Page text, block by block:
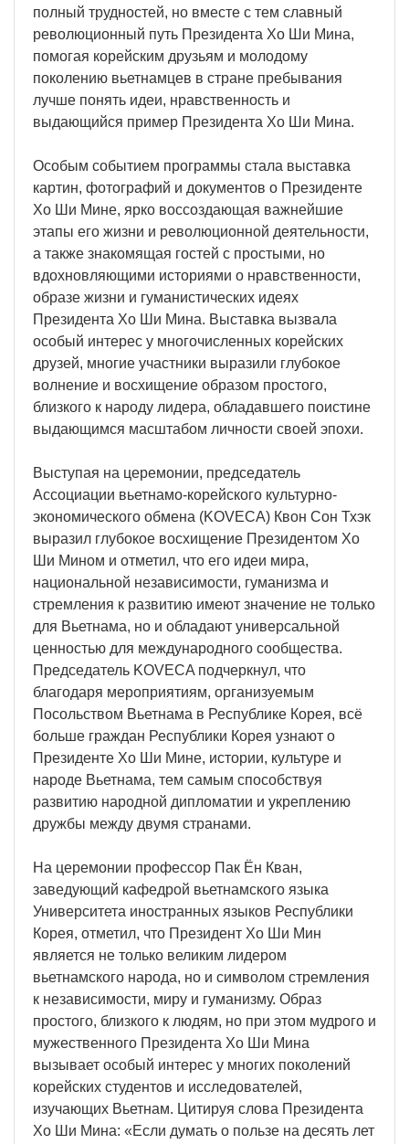
полный трудностей, но вместе с тем славный
революционный путь Президента Хо Ши Мина,
помогая корейским друзьям и молодому
поколению вьетнамцев в стране пребывания
лучше понять идеи, нравственность и
выдающийся пример Президента Хо Ши Мина.
Особым событием программы стала выставка
картин, фотографий и документов о Президенте
Хо Ши Мине, ярко воссоздающая важнейшие
этапы его жизни и революционной деятельности,
а также знакомящая гостей с простыми, но
вдохновляющими историями о нравственности,
образе жизни и гуманистических идеях
Президента Хо Ши Мина. Выставка вызвала
особый интерес у многочисленных корейских
друзей, многие участники выразили глубокое
волнение и восхищение образом простого,
близкого к народу лидера, обладавшего поистине
выдающимся масштабом личности своей эпохи.
Выступая на церемонии, председатель
Ассоциации вьетнамо-корейского культурно-
экономического обмена (KOVECA) Квон Сон Тхэк
выразил глубокое восхищение Президентом Хо
Ши Мином и отметил, что его идеи мира,
национальной независимости, гуманизма и
стремления к развитию имеют значение не только
для Вьетнама, но и обладают универсальной
ценностью для международного сообщества.
Председатель KOVECA подчеркнул, что
благодаря мероприятиям, организуемым
Посольством Вьетнама в Республике Корея, всё
больше граждан Республики Корея узнают о
Президенте Хо Ши Мине, истории, культуре и
народе Вьетнама, тем самым способствуя
развитию народной дипломатии и укреплению
дружбы между двумя странами.
На церемонии профессор Пак Ён Кван,
заведующий кафедрой вьетнамского языка
Университета иностранных языков Республики
Корея, отметил, что Президент Хо Ши Мин
является не только великим лидером
вьетнамского народа, но и символом стремления
к независимости, миру и гуманизму. Образ
простого, близкого к людям, но при этом мудрого и
мужественного Президента Хо Ши Мина
вызывает особый интерес у многих поколений
корейских студентов и исследователей,
изучающих Вьетнам. Цитируя слова Президента
Хо Ши Мина: «Если думать о пользе на десять лет